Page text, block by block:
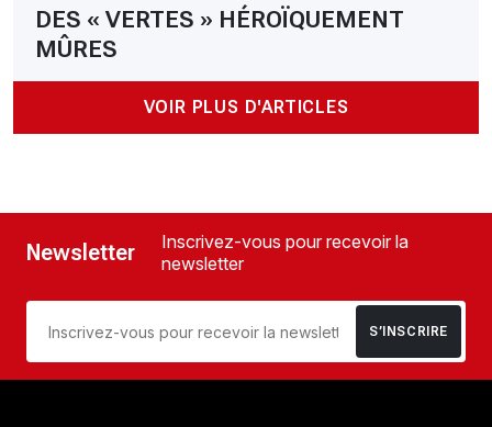
DES « VERTES » HÉROÏQUEMENT
MÛRES
VOIR PLUS D'ARTICLES
Newsletter
Inscrivez-vous pour recevoir la
newsletter
S’INSCRIRE